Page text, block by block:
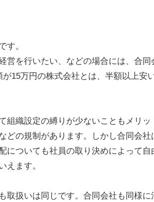
す。
営を行いたい、などの場合には、合
15万円の株式会社とは、半額以上
組織設定の縛りが少ないこともメリ
どの規制があります。しかし合同会
ついても社員の取り決めによって自
えます。
扱いは同じです。合同会社も同様に